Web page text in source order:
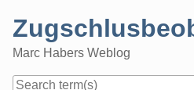
content
Marc Habers Weblog